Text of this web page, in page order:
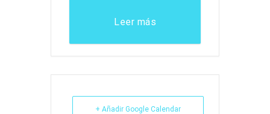
Leer más
+ Añadir Google Calendar